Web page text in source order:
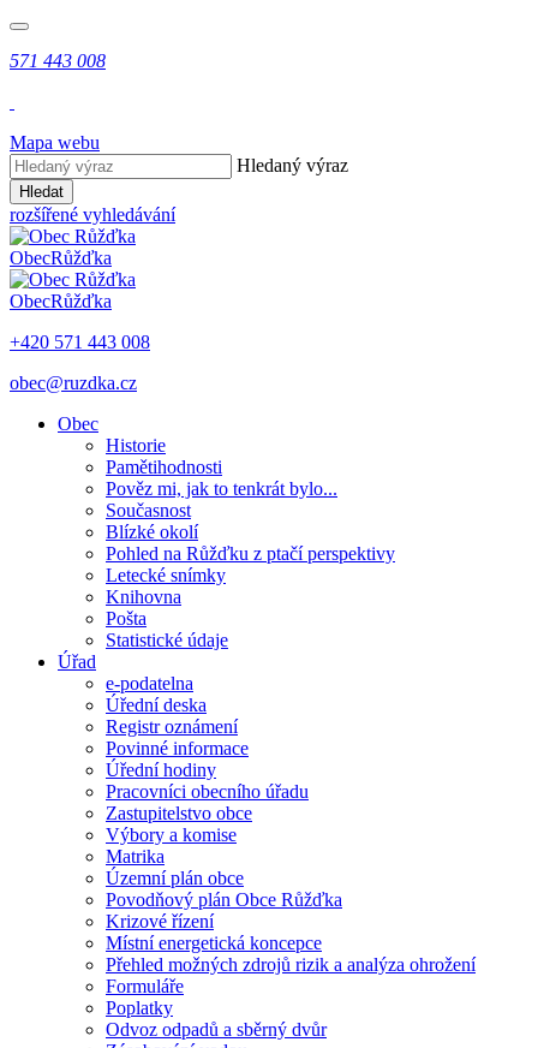
571 443 008
Mapa webu
Hledaný výraz
Hledat
rozšířené vyhledávání
ObecRůžďka
ObecRůžďka
+420 571 443 008
obec@ruzdka.cz
Obec
Historie
Pamětihodnosti
Pověz mi, jak to tenkrát bylo...
Současnost
Blízké okolí
Pohled na Růžďku z ptačí perspektivy
Letecké snímky
Knihovna
Pošta
Statistické údaje
Úřad
e-podatelna
Úřední deska
Registr oznámení
Povinné informace
Úřední hodiny
Pracovníci obecního úřadu
Zastupitelstvo obce
Výbory a komise
Matrika
Územní plán obce
Povodňový plán Obce Růžďka
Krizové řízení
Místní energetická koncepce
Přehled možných zdrojů rizik a analýza ohrožení
Formuláře
Poplatky
Odvoz odpadů a sběrný dvůr